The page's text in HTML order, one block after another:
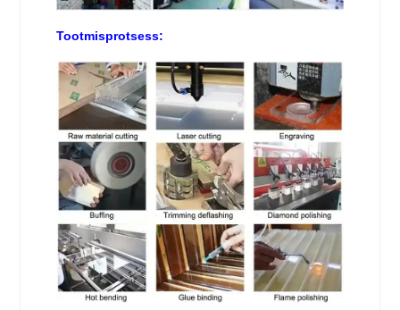
Tootmisprotsess: